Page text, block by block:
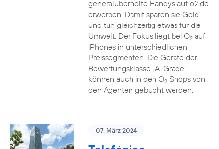
generalüberholte Handys auf o2.de
erwerben. Damit sparen sie Geld
und tun gleichzeitig etwas für die
Umwelt. Der Fokus liegt bei O2auf
iPhones in unterschiedlichen
Preissegmenten. Die Geräte der
Bewertungsklasse „A-Grade“
können auch in den O2Shops von
den Agenten gebucht werden.
07. März 2024